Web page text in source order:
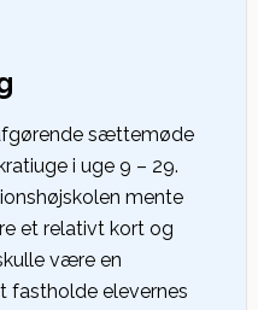
sættemøde
i uge 9 – 29.
mente
et relativt kort og
være en
fastholde elevernes